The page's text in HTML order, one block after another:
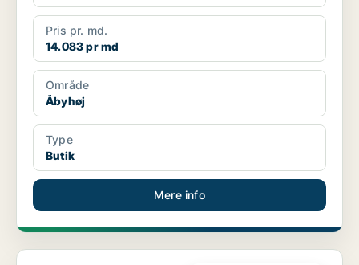
Pris pr. md.
14.083 pr md
Område
Åbyhøj
Type
Butik
Mere info
Butik i Århus C